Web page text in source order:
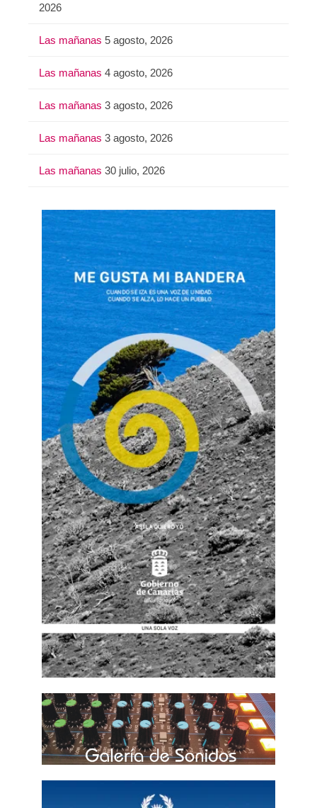
2026
Las mañanas 5 agosto, 2026
Las mañanas 4 agosto, 2026
Las mañanas 3 agosto, 2026
Las mañanas 3 agosto, 2026
Las mañanas 30 julio, 2026